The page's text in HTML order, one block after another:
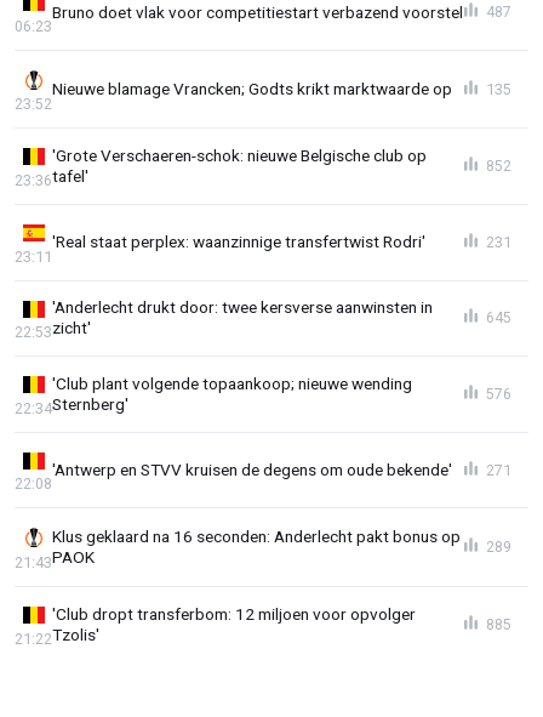
Bruno doet vlak voor competitiestart verbazend voorstel
06:23
487
Nieuwe blamage Vrancken; Godts krikt marktwaarde op
23:52
135
'Grote Verschaeren-schok: nieuwe Belgische club op
tafel'
23:36
852
'Real staat perplex: waanzinnige transfertwist Rodri'
23:11
231
'Anderlecht drukt door: twee kersverse aanwinsten in
zicht'
22:53
645
'Club plant volgende topaankoop; nieuwe wending
Sternberg'
22:34
576
'Antwerp en STVV kruisen de degens om oude bekende'
22:08
271
Klus geklaard na 16 seconden: Anderlecht pakt bonus op
PAOK
21:43
289
'Club dropt transferbom: 12 miljoen voor opvolger
Tzolis'
21:22
885